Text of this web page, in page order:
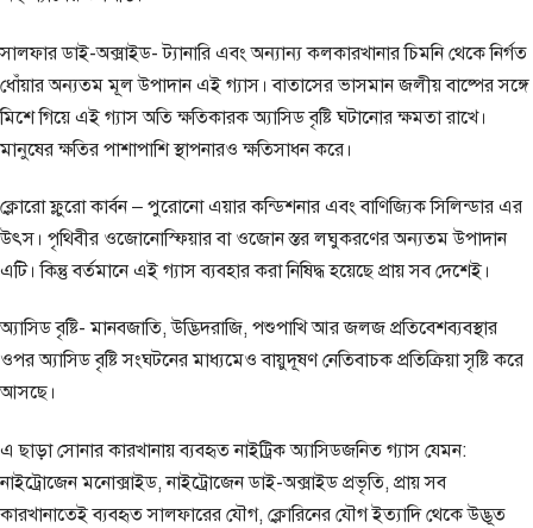
সালফার ডাই-অক্সাইড- ট্যানারি এবং অন্যান্য কলকারখানার চিমনি থেকে নির্গত
ধোঁয়ার অন্যতম মূল উপাদান এই গ্যাস। বাতাসের ভাসমান জলীয় বাষ্পের সঙ্গে
মিশে গিয়ে এই গ্যাস অতি ক্ষতিকারক অ্যাসিড বৃষ্টি ঘটানোর ক্ষমতা রাখে।
মানুষের ক্ষতির পাশাপাশি স্থাপনারও ক্ষতিসাধন করে।
ক্লোরো ফ্লুরো কার্বন – পুরোনো এয়ার কন্ডিশনার এবং বাণিজ্যিক সিলিন্ডার এর
উৎস। পৃথিবীর ওজোনোস্ফিয়ার বা ওজোন স্তর লঘুকরণের অন্যতম উপাদান
এটি। কিন্তু বর্তমানে এই গ্যাস ব্যবহার করা নিষিদ্ধ হয়েছে প্রায় সব দেশেই।
অ্যাসিড বৃষ্টি- মানবজাতি, উদ্ভিদরাজি, পশুপাখি আর জলজ প্রতিবেশব্যবস্থার
ওপর অ্যাসিড বৃষ্টি সংঘটনের মাধ্যমেও বায়ুদূষণ নেতিবাচক প্রতিক্রিয়া সৃষ্টি করে
আসছে।
এ ছাড়া সোনার কারখানায় ব্যবহৃত নাইট্রিক অ্যাসিডজনিত গ্যাস যেমন:
নাইট্রোজেন মনোক্সাইড, নাইট্রোজেন ডাই-অক্সাইড প্রভৃতি, প্রায় সব
কারখানাতেই ব্যবহৃত সালফারের যৌগ, ক্লোরিনের যৌগ ইত্যাদি থেকে উদ্ভূত